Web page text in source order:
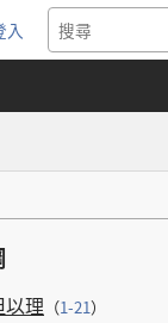
入
開
以理 （1-21）